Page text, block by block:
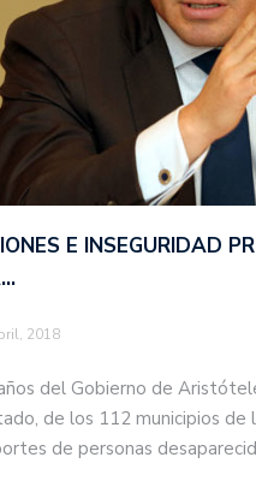
E INSEGURIDAD
2018
del Gobierno de
de los 112 municipios
de personas